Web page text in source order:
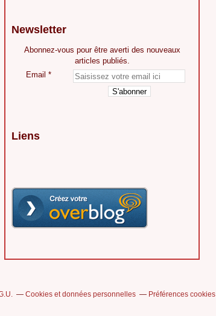
Newsletter
Abonnez-vous pour être averti des nouveaux
articles publiés.
Email
Liens
Cookies et données personnelles Préférences cookies